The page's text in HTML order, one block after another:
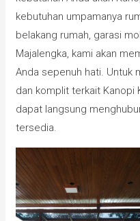
kebutuhan umpamanya
belakang rumah, garasi
Majalengka, kami akan
Anda sepenuh hati. Untuk
dan komplit terkait Kanopi
dapat langsung
tersedia.